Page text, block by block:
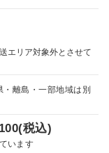
エリア対象外とさせて
離島・一部地域は別
(税込)
います